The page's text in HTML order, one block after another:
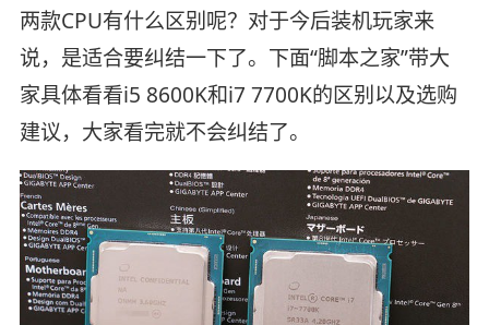
两款CPU有什么区别呢？对于今后装机玩家来
说，是适合要纠结一下了。下面“脚本之家”带大
家具体看看i5 8600K和i7 7700K的区别以及选购
建议，大家看完就不会纠结了。